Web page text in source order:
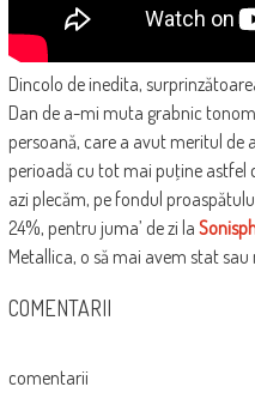
Dincolo de inedita,
Dan de a-mi muta grabnic
persoană, care a avut meritul
perioadă cu tot mai puţine astfel
azi plecăm, pe fondul
24%, pentru juma’ de zi la
Metallica, o să mai avem stat
COMENTARII
comentarii